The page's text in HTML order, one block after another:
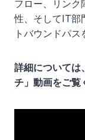
フロー、リンク
性、そしてIT部
トバウンドパス
詳細について
チ」動画をご覧